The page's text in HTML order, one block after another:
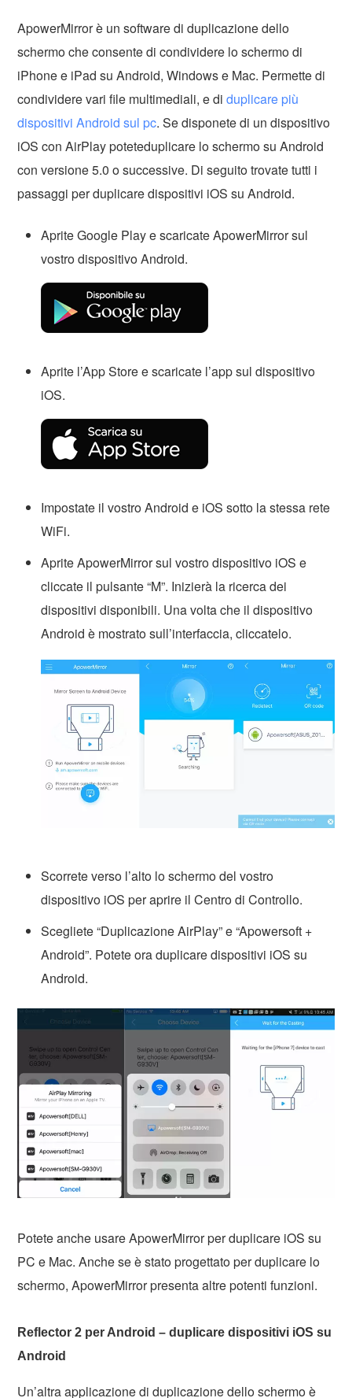
ApowerMirror è un software di duplicazione dello
schermo che consente di condividere lo schermo di
iPhone e iPad su Android, Windows e Mac. Permette di
condividere vari file multimediali, e diduplicare più
dispositivi Android sul pc. Se disponete di un dispositivo
iOS con AirPlay poteteduplicare lo schermo su Android
con versione 5.0 o successive. Di seguito trovate tutti i
passaggi per duplicare dispositivi iOS su Android.
Aprite Google Play e scaricate ApowerMirror sul
vostro dispositivo Android.
Aprite l’App Store e scaricate l’app sul dispositivo
iOS.
Impostate il vostro Android e iOS sotto la stessa rete
WiFi.
Aprite ApowerMirror sul vostro dispositivo iOS e
cliccate il pulsante “M”. Inizierà la ricerca dei
dispositivi disponibili. Una volta che il dispositivo
Android è mostrato sull’interfaccia, cliccatelo.
Scorrete verso l’alto lo schermo del vostro
dispositivo iOS per aprire il Centro di Controllo.
Scegliete “Duplicazione AirPlay” e “Apowersoft +
Android”. Potete ora duplicare dispositivi iOS su
Android.
Potete anche usare ApowerMirror per duplicare iOS su
PC e Mac. Anche se è stato progettato per duplicare lo
schermo, ApowerMirror presenta altre potenti funzioni.
Reflector 2 per Android – duplicare dispositivi iOS su
Android
Un’altra applicazione di duplicazione dello schermo è